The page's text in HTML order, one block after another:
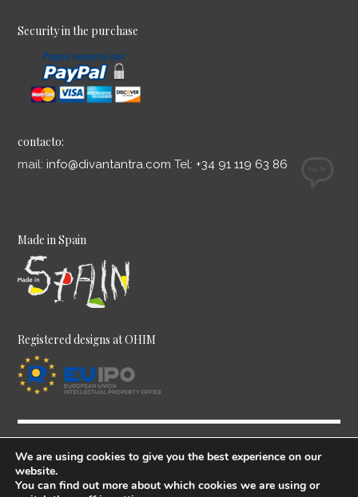
Security in the purchase
contacto:
mail: info@divantantra.com Tel: +34 91 119 63 86
Made in Spain
Registered designs at OHIM
GET SOCIAL
We are using cookies to give you the best experience on our
website.
You can find out more about which cookies we are using or